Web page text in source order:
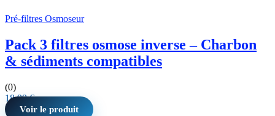
Pré-filtres Osmoseur
Pack 3 filtres osmose inverse – Charbon
& sédiments compatibles
(0)
18,99€
Voir le produit